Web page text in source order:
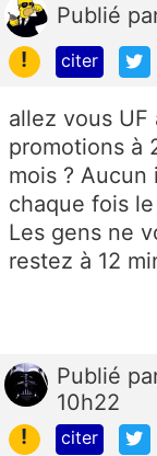
Publié
!
citer
allez vous
promotions à
mois ?
chaque fois
Les gens ne
restez à 12
Publié
10h22
!
citer